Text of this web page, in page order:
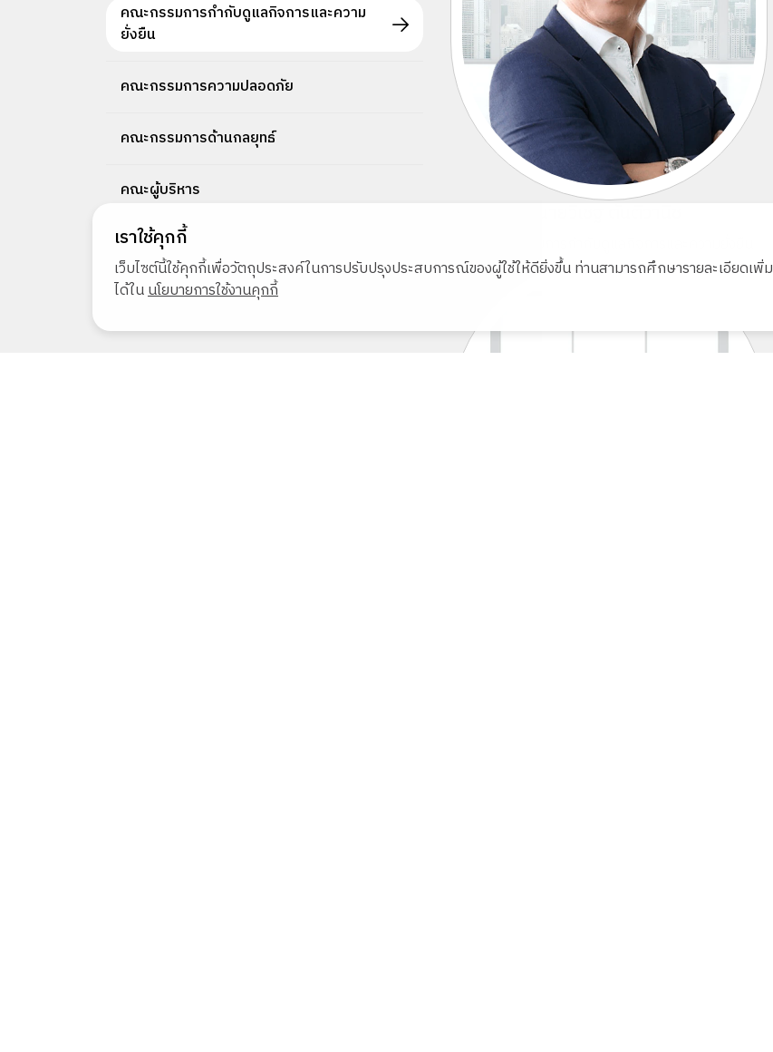
เราใช้คุกกี้
เว็บไซต์นี้ใช้คุกกี้เพื่อวัตถุประสงค์ในการปรับปรุงประสบการณ์ของผู้ใช้ให้ดียิ่งขึ้น ท่านสามารถศึกษารายละเอียดเพิ่
ได้ในนโยบายการใช้งานคุกกี้
คณะกรรมการกำกับดูแลกิจการและความ
ยั่งยืน
คณะกรรมการความปลอดภัย
คณะกรรมการด้านกลยุทธ์
คณะผู้บริหาร